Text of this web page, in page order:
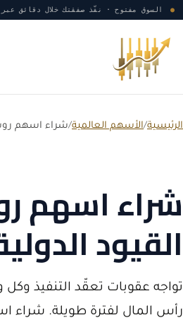
انتقل إلى المحتوى
● السوق مفتوح · نفّذ صفقتك خلال دقائق
الرئيسية/الأسهم العالمية/شراء اسهم
شراء اسهم
القيود
تواجه عقوبات تعقّد التنفيذ
رأس المال لفترة طويلة.